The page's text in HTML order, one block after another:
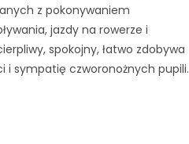
z pokonywaniem
jazdy na rowerze i
spokojny, łatwo zdobywa
i sympatię czworonożnych pupili.